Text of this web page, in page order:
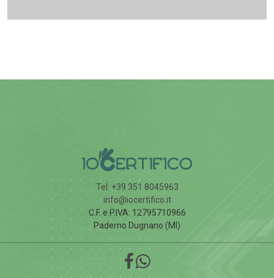
Tel: +39 351 8045963
info@iocertifico.it
C.F. e P.IVA: 12795710966
Paderno Dugnano (MI)